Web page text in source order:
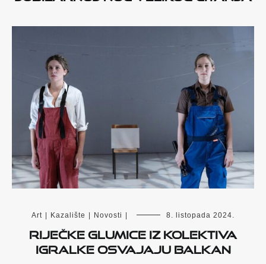
Art Kazalište Novosti 8. listopada 2024.
Riječke glumice iz Kolektiva
Igralke osvajaju Balkan